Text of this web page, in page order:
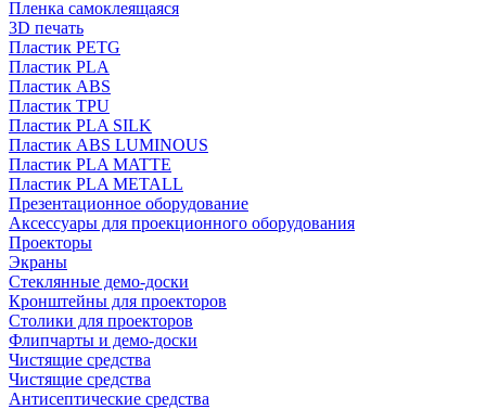
Пленка самоклеящаяся
3D печать
Пластик PETG
Пластик PLA
Пластик ABS
Пластик TPU
Пластик PLA SILK
Пластик ABS LUMINOUS
Пластик PLA MATTE
Пластик PLA METALL
Презентационное оборудование
Аксессуары для проекционного оборудования
Проекторы
Экраны
Стеклянные демо-доски
Кронштейны для проекторов
Столики для проекторов
Флипчарты и демо-доски
Чистящие средства
Чистящие средства
Антисептические средства